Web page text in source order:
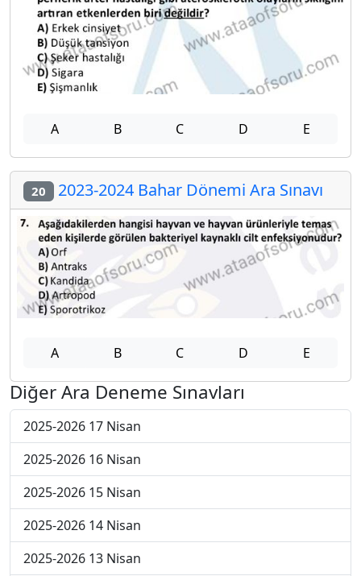
A B C D E
20 2023-2024 Bahar Dönemi Ara Sınavı
A B C D E
Diğer Ara Deneme Sınavları
2025-2026 17 Nisan
2025-2026 16 Nisan
2025-2026 15 Nisan
2025-2026 14 Nisan
2025-2026 13 Nisan